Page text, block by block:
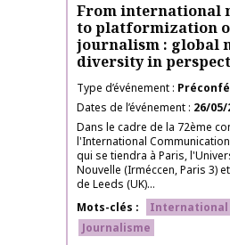
From international
to platformization
journalism : global
diversity in
Type d’événement
Dates de l’événement 26/05/
Dans le cadre de la 72ème
l'International
qui se tiendra à Paris,
Nouvelle (Irméccen, Paris 3)
de Leeds (UK)...
Mots-clés
International
Journalisme